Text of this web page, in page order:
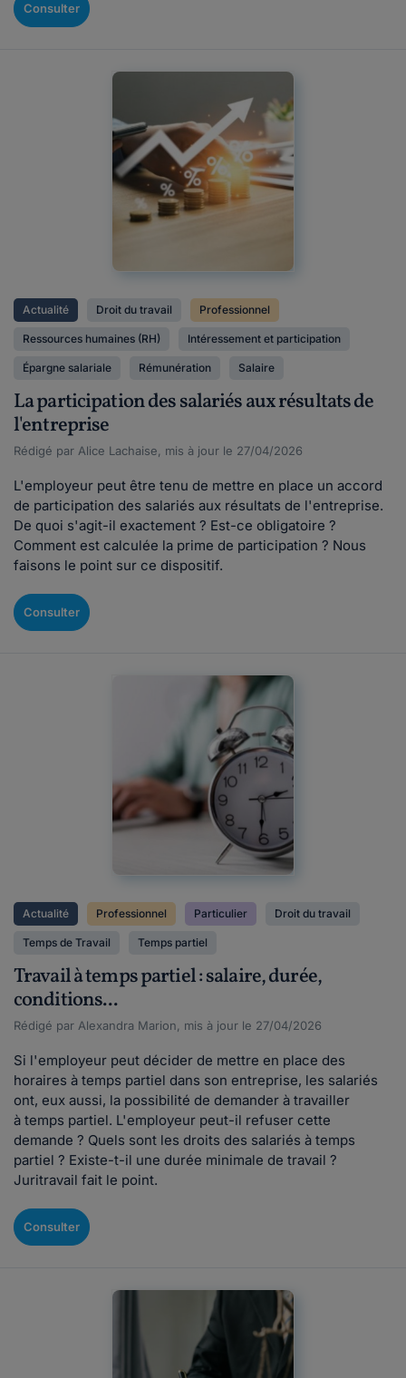
Consulter
Actualité Droit du travail Professionnel
Ressources humaines (RH) Intéressement et participation
Épargne salariale Rémunération Salaire
La participation des salariés aux résultats de
l'entreprise
Rédigé par Alice Lachaise, mis à jour le 27/04/2026
L'employeur peut être tenu de mettre en place un accord
de participation des salariés aux résultats de l'entreprise.
De quoi s'agit-il exactement ? Est-ce obligatoire ?
Comment est calculée la prime de participation ? Nous
faisons le point sur ce dispositif.
Consulter
Actualité Professionnel Particulier Droit du travail
Temps de Travail Temps partiel
Travail à temps partiel : salaire, durée,
conditions...
Rédigé par Alexandra Marion, mis à jour le 27/04/2026
Si l'employeur peut décider de mettre en place des
horaires à temps partiel dans son entreprise, les salariés
ont, eux aussi, la possibilité de demander à travailler
à temps partiel. L'employeur peut-il refuser cette
demande ? Quels sont les droits des salariés à temps
partiel ? Existe-t-il une durée minimale de travail ?
Juritravail fait le point.
Consulter